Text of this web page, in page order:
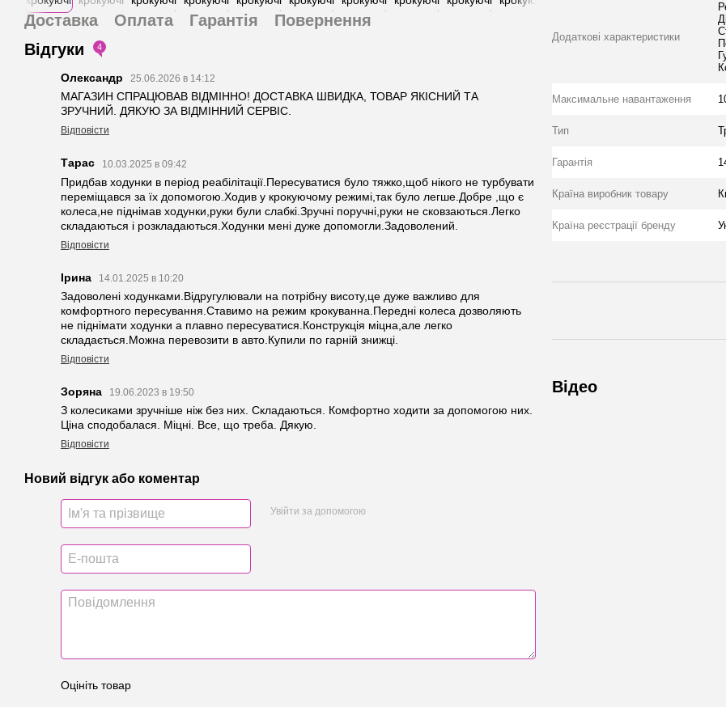
Доставка Оплата Гарантія
Повернення
Відгуки
4
Олександр 25.06.2026 в 14:12
МАГАЗИН СПРАЦЮВАВ ВІДМІННО! ДОСТАВКА ШВИДКА, ТОВАР ЯКІСНИЙ ТА
ЗРУЧНИЙ. ДЯКУЮ ЗА ВІДМІННИЙ СЕРВІС.
Відповісти
Тарас 10.03.2025 в 09:42
Придбав ходунки в період реабілітації.Пересуватися було тяжко,щоб нікого не турбувати
переміщався за їх допомогою.Ходив у крокуючому режимі,так було легше.Добре ,що є
колеса,не піднімав ходунки,руки були слабкі.Зручні поручні,руки не сковзаються.Легко
складаються і розкладаються.Ходунки мені дуже допомогли.Задоволений.
Відповісти
Ірина 14.01.2025 в 10:20
Задоволені ходунками.Відругулювали на потрібну висоту,це дуже важливо для
комфортного пересування.Ставимо на режим крокуванна.Передні колеса дозволяють
не піднімати ходунки а плавно пересуватися.Конструкція міцна,але легко
складається.Можна перевозити в авто.Купили по гарній знижці.
Відповісти
Зоряна 19.06.2023 в 19:50
З колесиками зручніше ніж без них. Складаються. Комфортно ходити за допомогою них.
Ціна сподобалася. Міцні. Все, що треба. Дякую.
Відповісти
Новий відгук або коментар
Увійти за допомогою
Оцініть товар
Додаткові характеристики
Максимальне навантаження
Тип
Гарантія
Країна виробник товару
Країна реєстрації бренду
Відео